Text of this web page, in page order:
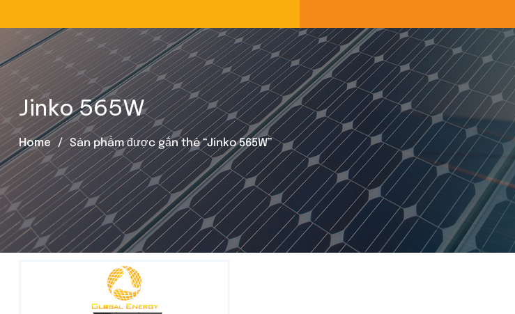
Jinko 565W
Home Sản phẩm được gắn thẻ “Jinko 565W”